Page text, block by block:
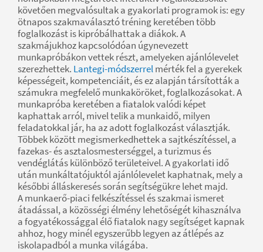
követően megvalósultak a gyakorlati programok is: egy
ötnapos szakmaválasztó tréning keretében több
foglalkozást is kipróbálhattak a diákok. A
szakmájukhoz kapcsolódóan úgynevezett
munkapróbákon vettek részt, amelyeken ajánlólevelet
szerezhettek. Lantegi-módszerrelmérték fel a gyerekek
képességeit, kompetenciáit, és ez alapján társították a
számukra megfelelő munkaköröket, foglalkozásokat. A
munkapróba keretében a fiatalok valódi képet
kaphattak arról, mivel telik a munkaidő, milyen
feladatokkal jár, ha az adott foglalkozást választják.
Többek között megismerkedhettek a sajtkészítéssel, a
fazekas- és asztalosmesterséggel, a turizmus és
vendéglátás különböző területeivel. A gyakorlati idő
után munkáltatójuktól ajánlólevelet kaphatnak, mely a
későbbi álláskeresés során segítségükre lehet majd.
A munkaerő-piaci felkészítéssel és szakmai ismeret
átadással, a közösségi élmény lehetőségét kihasználva
a fogyatékossággal élő fiatalok nagy segítséget kapnak
ahhoz, hogy minél egyszerűbb legyen az átlépés az
iskolapadból a munka világába.